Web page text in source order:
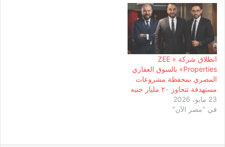
انطلاق شركة « ZEE
Properties» بالسوق العقاري
المصري بمحفظة مشروعات
مستهدفة تتجاوز ٢٠ مليار جنيه
23 مايو، 2026
في "مصر الآن"